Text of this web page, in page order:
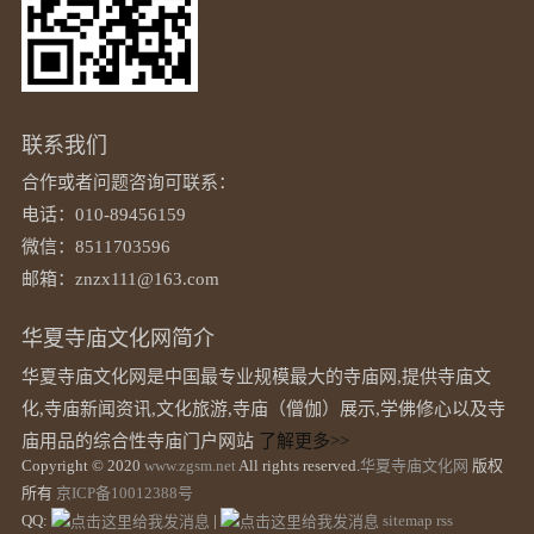
联系我们
合作或者问题咨询可联系：
电话：010-89456159
微信：8511703596
邮箱：znzx111@163.com
华夏寺庙文化网简介
华夏寺庙文化网是中国最专业规模最大的寺庙网,提供寺庙文
化,寺庙新闻资讯,文化旅游,寺庙（僧伽）展示,学佛修心以及寺
庙用品的综合性寺庙门户网站
了解更多>>
Copyright © 2020 www.zgsm.net All rights reserved. 华夏寺庙文化网 版权
所有 京ICP备10012388号
QQ:
| sitemap rss